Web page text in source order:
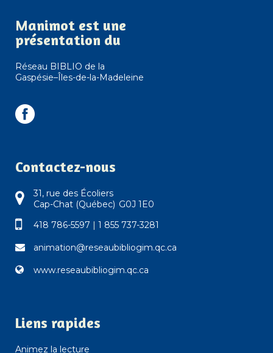
Manimot est une
présentation du
Réseau BIBLIO de la
Gaspésie–Îles-de-la-Madeleine
Contactez-nous
31, rue des Écoliers
Cap-Chat (Québec) G0J 1E0
418 786-5597 | 1 855 737-3281
animation@reseaubibliogim.qc.ca
www.reseaubibliogim.qc.ca
Liens rapides
Animez la lecture